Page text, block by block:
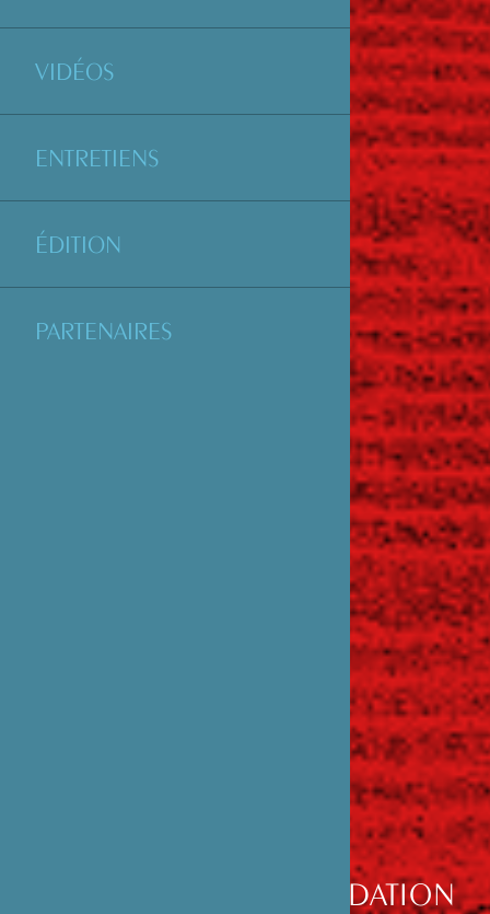
VIDÉOS
ENTRETIENS
ÉDITION
PARTENAIRES
LA FONDATION